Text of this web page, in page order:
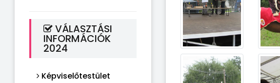
VÁLASZTÁSI
INFORMÁCIÓK
2024
Képviselőtestület